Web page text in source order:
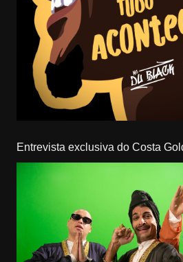
Entrevista exclusiva do Costa